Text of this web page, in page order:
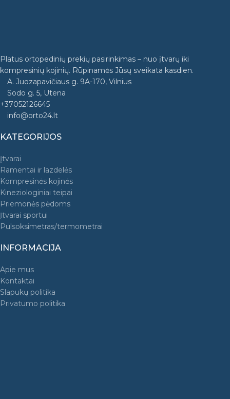
Platus ortopedinių prekių pasirinkimas – nuo įtvarų iki
kompresinių kojinių. Rūpinamės Jūsų sveikata kasdien.
A. Juozapavičiaus g. 9A-170, Vilnius
Sodo g. 5, Utena
+37052126645
info@orto24.lt
KATEGORIJOS
Įtvarai
Ramentai ir lazdelės
Kompresinės kojinės
Kineziologiniai teipai
Priemonės pėdoms
Įtvarai sportui
Pulsoksimetras/termometrai
INFORMACIJA
Apie mus
Kontaktai
Slapukų politika
Privatumo politika